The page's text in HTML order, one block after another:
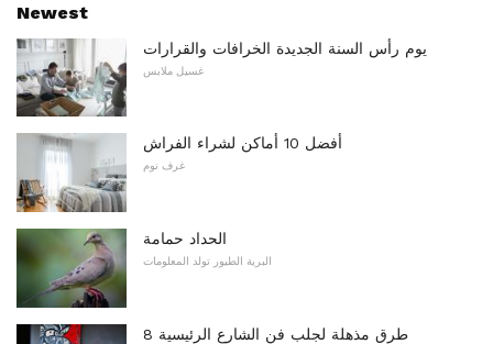
Newest
يوم رأس السنة الجديدة الخرافات والقرارات
غسيل ملابس
أفضل 10 أماكن لشراء الفراش
غرف نوم
الحداد حمامة
البرية الطيور تولد المعلومات
8 طرق مذهلة لجلب فن الشارع الرئيسية